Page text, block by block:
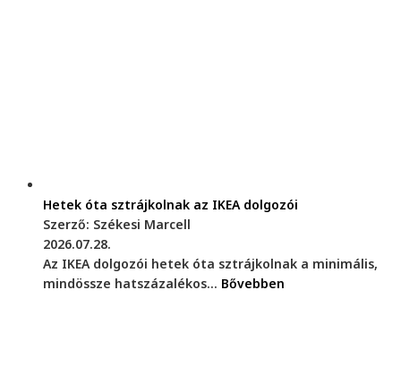
Hetek óta sztrájkolnak az IKEA dolgozói
Szerző: Székesi Marcell
2026.07.28.
Az IKEA dolgozói hetek óta sztrájkolnak a minimális,
mindössze hatszázalékos... Bővebben